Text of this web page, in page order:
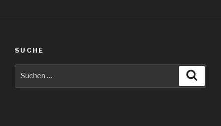
SUCHE